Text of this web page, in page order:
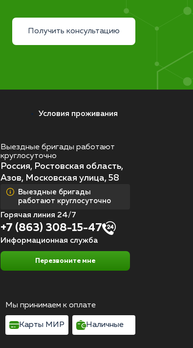
Получить консультацию
Условия проживания
Выездные бригады работают
круглосуточно
Россия, Ростовская область,
Азов, Московская улица, 58
Выездные бригады
работают круглосуточно
Горячая линия 24/7
+7 (863) 308-15-47
Информационная служба
Перезвоните мне
Мы принимаем к оплате
Карты МИР Наличные